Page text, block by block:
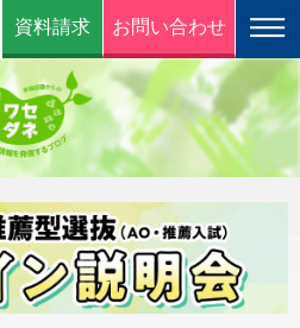
資料請求 お問い合わせ